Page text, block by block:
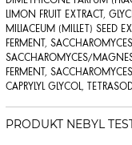
LIMON FRUIT EXTRACT,
MILIACEUM (MILLET) SEED
FERMENT,
SACCHAROMYCES/
FERMENT,
CAPRYLYL GLYCOL,